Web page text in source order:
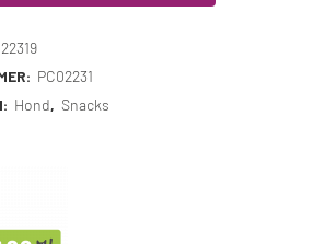
PC02231
Hond, Snacks